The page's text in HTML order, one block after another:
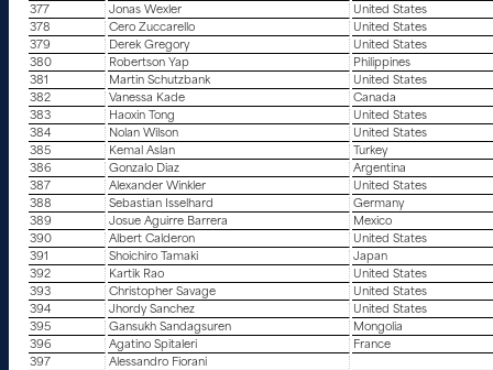
377
Jonas Wexler
United States
378
Cero Zuccarello
United States
379
Derek Gregory
United States
380
Robertson Yap
Philippines
381
Martin Schutzbank
United States
382
Vanessa Kade
Canada
383
Haoxin Tong
United States
384
Nolan Wilson
United States
385
Kemal Aslan
Turkey
386
Gonzalo Diaz
Argentina
387
Alexander Winkler
United States
388
Sebastian Isselhard
Germany
389
Josue Aguirre Barrera
Mexico
390
Albert Calderon
United States
391
Shoichiro Tamaki
Japan
392
Kartik Rao
United States
393
Christopher Savage
United States
394
Jhordy Sanchez
United States
395
Gansukh Sandagsuren
Mongolia
396
Agatino Spitaleri
France
397
Alessandro Fiorani